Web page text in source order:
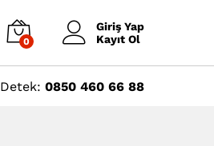
0
Giriş Yap
Kayıt Ol
Detek: 0850 460 66 88